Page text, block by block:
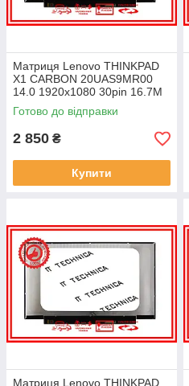
Матриця Lenovo THINKPAD
X1 CARBON 20UAS9MR00
14.0 1920x1080 30pin 16.7M
45% NTSC 300 cd/m² для
ноутбука
Готово до відправки
2 850 ₴
Купити
Матриця Lenovo THINKPAD